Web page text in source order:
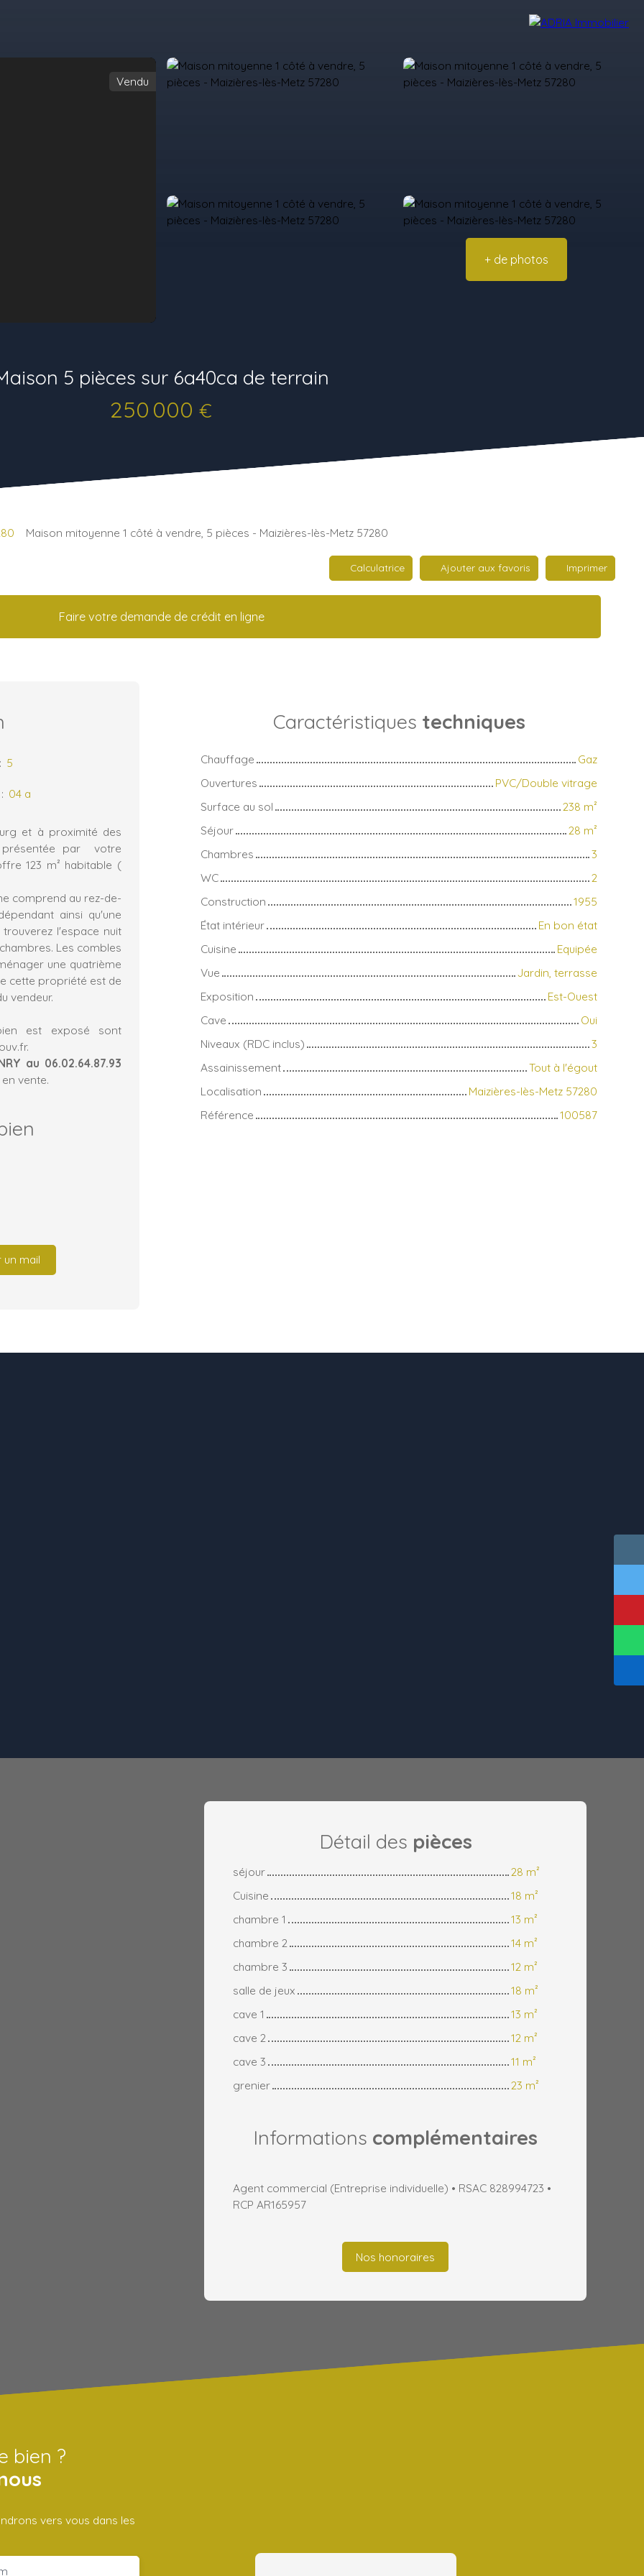
Vendu
+ de photos
5 pièces sur 6a40ca de terrain
250 000 €
Maison mitoyenne 1 côté à vendre, 5 pièces - Maizières-lès-Metz 57280
Calculatrice Ajouter aux favoris Imprimer
Faire votre demande de crédit en ligne
5
04 a
et à proximité des
présentée par votre
123 m² habitable (
comprend au rez-de-
ainsi qu'une
l'espace nuit
Les combles
une quatrième
cette propriété est de
vendeur.
est exposé sont
au 06.02.64.87.93
vente.
un mail
Caractéristiques techniques
Chauffage
Gaz
Ouvertures
PVC/Double vitrage
Surface au sol
238 m²
Séjour
28 m²
Chambres
3
WC
2
Construction
1955
État intérieur
En bon état
Cuisine
Equipée
Vue
Jardin, terrasse
Exposition
Est-Ouest
Cave
Oui
Niveaux (RDC inclus)
3
Assainissement
Tout à l'égout
Localisation
Maizières-lès-Metz 57280
Référence
100587
Détail des pièces
séjour
28 m²
Cuisine
18 m²
chambre 1
13 m²
chambre 2
14 m²
chambre 3
12 m²
salle de jeux
18 m²
cave 1
13 m²
cave 2
12 m²
cave 3
11 m²
grenier
23 m²
Informations complémentaires
Agent commercial (Entreprise individuelle) • RSAC 828994723 •
RCP AR165957
Nos honoraires
bien ?
vers vous dans les